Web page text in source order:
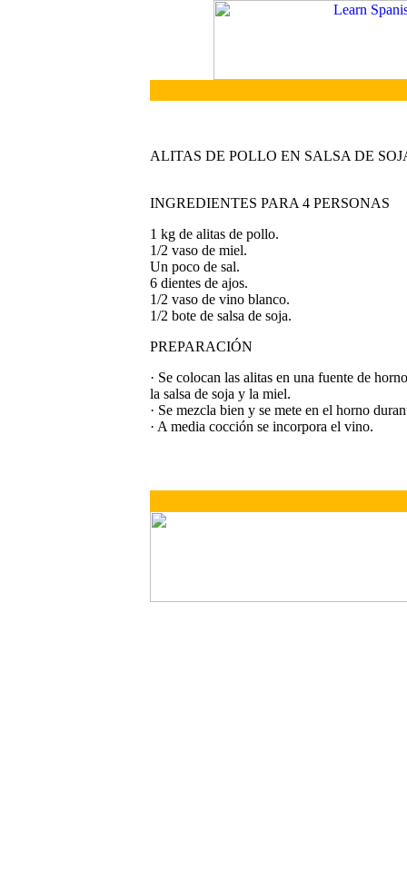
ALITAS DE POLLO EN SALSA DE
INGREDIENTES PARA 4 PERSONAS
1 kg de alitas de pollo.
1/2 vaso de miel.
Un poco de sal.
6 dientes de ajos.
1/2 vaso de vino blanco.
1/2 bote de salsa de soja.
PREPARACIÓN
· Se colocan las alitas en una fuente de
la salsa de soja y la miel.
· Se mezcla bien y se mete en el horno
· A media cocción se incorpora el vino.